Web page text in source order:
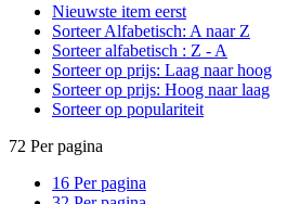
Nieuwste item eerst
Sorteer Alfabetisch: A naar Z
Sorteer alfabetisch : Z - A
Sorteer op prijs: Laag naar hoog
Sorteer op prijs: Hoog naar laag
Sorteer op populariteit
72 Per pagina
16 Per pagina